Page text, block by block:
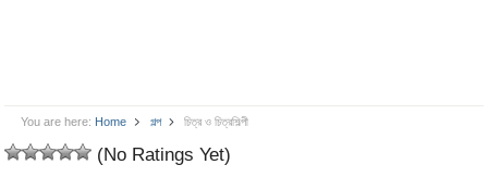
You are here: Home গল্প চিত্র ও চিত্রশিল্পী
(No Ratings Yet)